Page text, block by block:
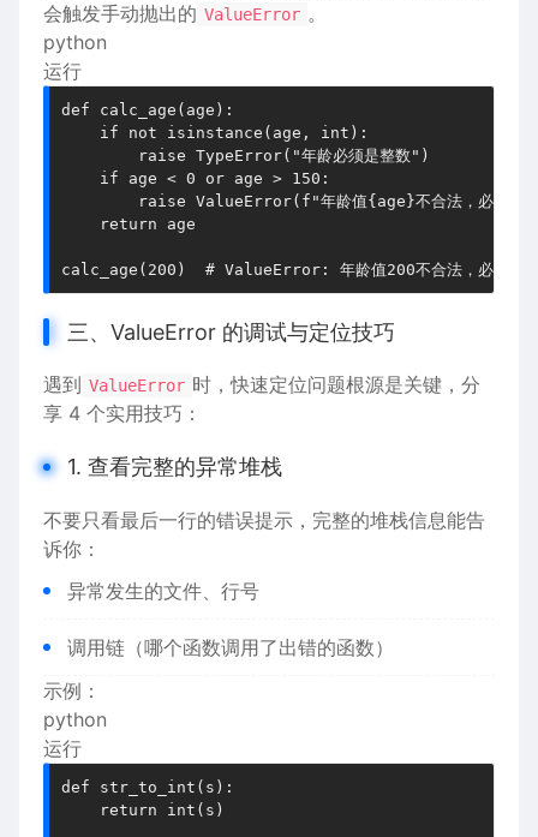
会触发手动抛出的 ValueError 。
python
运行
def calc_age(age):
    if not isinstance(age, int):
        raise TypeError("年龄必须是整数")
    if age < 0 or age > 150:
raise ValueError(f"年龄值{age}不合法，必须在
    return age
三、ValueError 的调试与定位技巧
遇到 ValueError 时，快速定位问题根源是关键，分
享 4 个实用技巧：
1. 查看完整的异常堆栈
不要只看最后一行的错误提示，完整的堆栈信息能告
诉你：
异常发生的文件、行号
调用链（哪个函数调用了出错的函数）
示例：
python
运行
def str_to_int(s):
    return int(s)